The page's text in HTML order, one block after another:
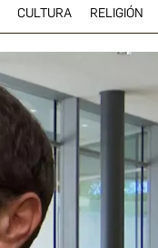
CULTURA RELIGIÓN